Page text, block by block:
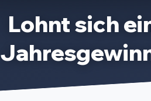
Lohnt sich